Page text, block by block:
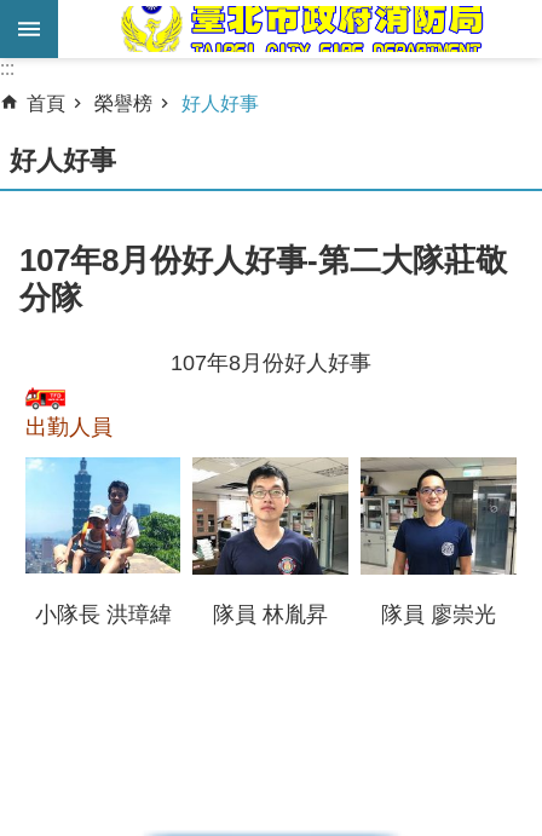
跳到主要內容區塊
進
搜
尋
業
務
服
機
關
簡
介
宣
導
育
:::
:::
首頁
榮譽榜 好人好事
好人好事
107年8月份好人好事-第二大隊莊敬
分隊
107年8月份好人好事
出勤人員
小隊長 洪璋緯 隊員 林胤昇 隊員 廖崇光